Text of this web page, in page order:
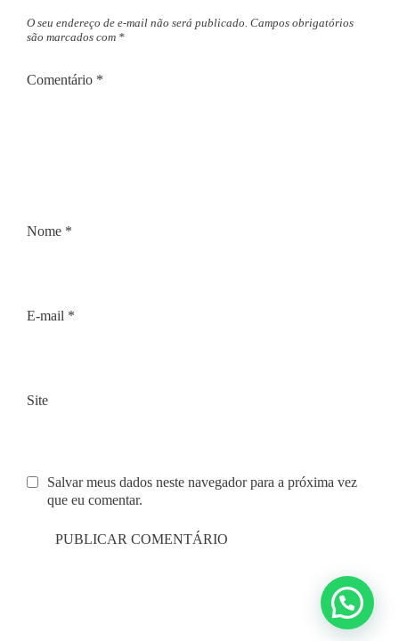
O seu endereço de e-mail não será publicado. Campos obrigatórios
são marcados com *
Comentário *
Nome *
E-mail *
Site
Salvar meus dados neste navegador para a próxima vez
que eu comentar.